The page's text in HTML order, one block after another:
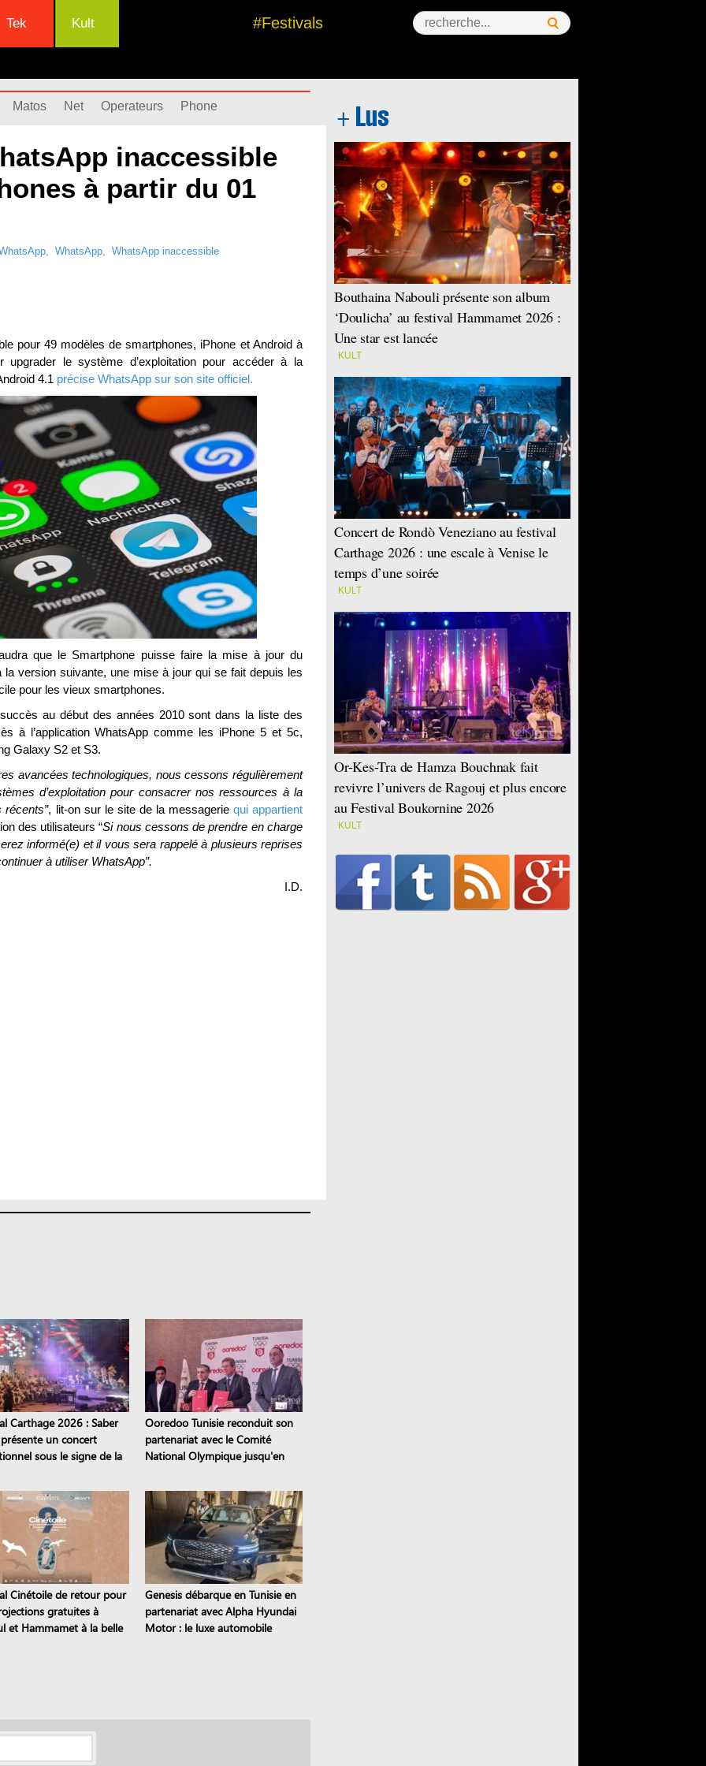
Tek Kult #Festivals
Matos Net Operateurs Phone
inaccessible
à partir du 01
, WhatsApp, WhatsApp inaccessible
pour 49 modèles de smartphones, iPhone et Android à
le système d’exploitation pour accéder à la
4.1 précise WhatsApp sur son site officiel.
que le Smartphone puisse faire la mise à jour du
la version suivante, une mise à jour qui se fait depuis les
pour les vieux smartphones.
au début des années 2010 sont dans la liste des
à l’application WhatsApp comme les iPhone 5 et 5c,
Galaxy S2 et S3.
avancées technologiques, nous cessons régulièrement
d’exploitation pour consacrer nos ressources à la
, lit-on sur le site de la messageriequi appartient
des utilisateurs “Si nous cessons de prendre en charge
informé(e) et il vous sera rappelé à plusieurs reprises
à utiliser WhatsApp”.
I.D.
Carthage 2026 : Saber
un concert
sous le signe de la
Ooredoo Tunisie reconduit son
partenariat avec le Comité
National Olympique jusqu'en
Cinétoile de retour pour
gratuites à
et Hammamet à la belle
Genesis débarque en Tunisie en
partenariat avec Alpha Hyundai
Motor : le luxe automobile
Bouthaina Nabouli présente son album
‘Doulicha’ au festival Hammamet 2026 :
Une star est lancée
KULT
Concert de Rondò Veneziano au festival
Carthage 2026 : une escale à Venise le
temps d’une soirée
KULT
Or-Kes-Tra de Hamza Bouchnak fait
revivre l’univers de Ragouj et plus encore
au Festival Boukornine 2026
KULT